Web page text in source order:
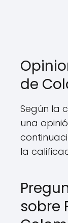
de
Según la
una
la
sobre